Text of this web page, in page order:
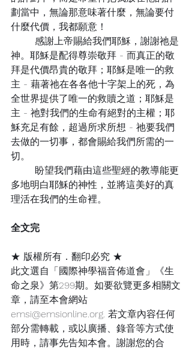
劃當中，無論那意味著什麼，無論要付
什麼代價，我都願意！
神。耶穌是配得尊崇敬拜 - 而真正的敬
拜是代價昂貴的敬拜；耶穌是唯一的救
主 - 藉著祂在各各他十字架上的死，為
全世界提供了唯一的救贖之道；耶穌是
主 - 祂對我們的生命有絕對的主權；耶
穌充足有餘，超過所求所想 - 祂要我們
去做的一切事，都會賜給我們所需的一
切。
多地明白耶穌的神性，並將這美好的真
理活在我們的生命裡。
全文完
★ 版權所有．翻印必究 ★
此文選自「國際神學福音佈道會」《生
命之泉》第299期。如要欲覽更多相關文
章，請至本會網站
emsi@emsionline.org. 若文章內容任何
部分需轉載，或以廣播、錄音等方式使
用時，請事先告知本會。謝謝您的合